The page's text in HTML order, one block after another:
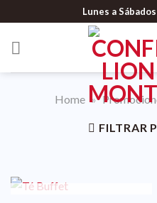
Lunes a
Home »
FILTRAR